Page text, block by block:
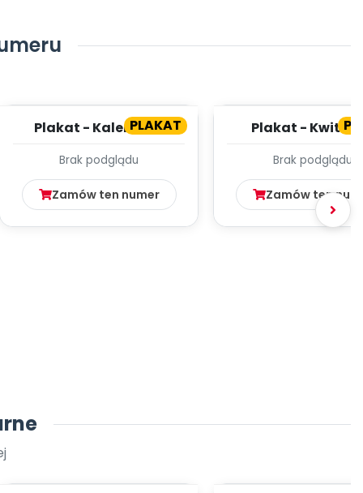
PLAKAT
Plakat - Kalendarz
Brak podglądu
Zamów ten numer
Plakat -
Brak podglądu
Zamów ten